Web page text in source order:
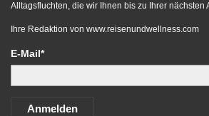
Alltagsfluchten, die wir Ihnen bis zu Ihrer nächsten
Ihre Redaktion von www.reisenundwellness.com
E-Mail*
Anmelden